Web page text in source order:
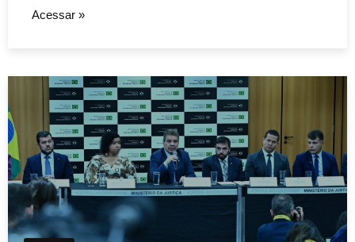
Acessar »